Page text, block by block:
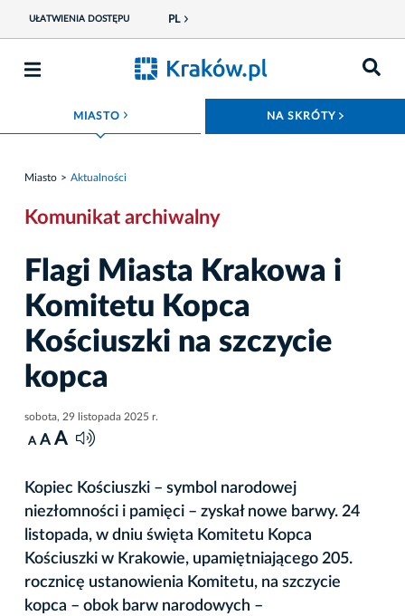
UŁATWIENIA DOSTĘPU PL
MIASTO ROZWIŃ MENU NA SKRÓTY
Miasto Aktualności
Komunikat archiwalny
Flagi Miasta Krakowa i
Komitetu Kopca
Kościuszki na szczycie
kopca
sobota, 29 listopada 2025 r.
A A A
Kopiec Kościuszki – symbol narodowej
niezłomności i pamięci – zyskał nowe barwy. 24
listopada, w dniu święta Komitetu Kopca
Kościuszki w Krakowie, upamiętniającego 205.
rocznicę ustanowienia Komitetu, na szczycie
kopca – obok barw narodowych –